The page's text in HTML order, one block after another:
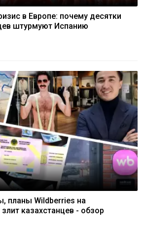
в Европе: почему десятки
штурмуют Испанию
планы Wildberries на
казахстанцев - обзор